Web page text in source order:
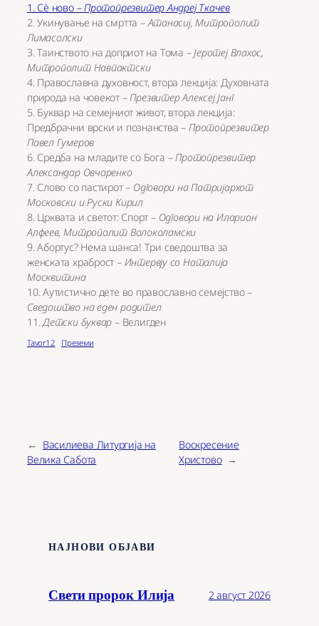
1. Сѐ ново –Протопрезвитер Андреј Ткачев
2. Укинување на смртта –Атанасиј, Митрополит
Лимасолски
3. Таинството на доприот на Тома –Јеротеј Влахос,
Митрополит Навпактски
4. Православна духовност, втора лекција: Духовната
природа на човекот –Презвитер Алексеј Јанг
5. Буквар на семејниот живот, втора лекција:
Предбрачни врски и познанства – Протопрезвитер
Павел Гумеров
6. Средба на младите со Бога –Протопрезвитер
Александар Овчаренко
7. Слово со пастирот – Одговори на Патријархот
Московски и Руски Кирил
8. Црквата и светот: Спорт – Одговори на Иларион
Алфеев, Митрополит Волоколамски
9. Абортус? Нема шанса! Три сведоштва за
женската храброст – Интервју со Наталија
Москвитина
10. Аутистично дете во православно семејство –
Сведоштво на еден родител
11.Детски буквар – Велигден
Tavor12 Преземи
←
Василиева Литургија на
Велика Сабота
Воскресение
Христово →
НАЈНОВИ ОБЈАВИ
Свети пророк Илија 2 август 2026